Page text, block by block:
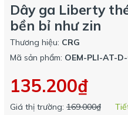
Dây ga Liberty
bền bỉ như zin
Thương hiệu: CRG
Mã sản phẩm: OEM-PLI-AT-
135.200₫
Giá thị trường: 169.000₫